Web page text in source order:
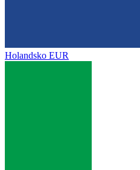
Holandsko EUR